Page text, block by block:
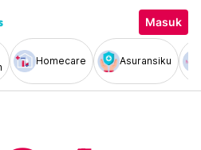
Masuk
Homecare Asuransiku